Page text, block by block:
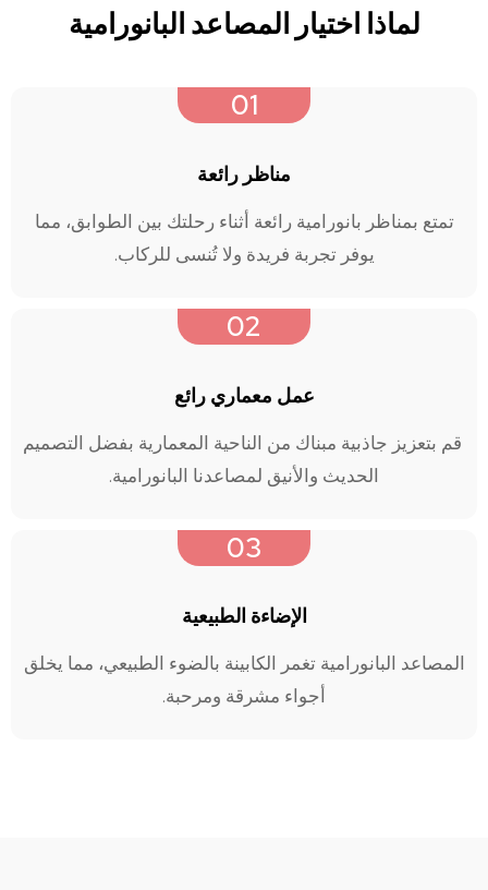
لماذا اختيار المصاعد البانورامية
01
مناظر رائعة
تمتع بمناظر بانورامية رائعة أثناء رحلتك بين الطوابق، مما
يوفر تجربة فريدة ولا تُنسى للركاب.
02
عمل معماري رائع
قم بتعزيز جاذبية مبناك من الناحية المعمارية بفضل التصميم
الحديث والأنيق لمصاعدنا البانورامية.
03
الإضاءة الطبيعية
المصاعد البانورامية تغمر الكابينة بالضوء الطبيعي، مما يخلق
أجواء مشرقة ومرحبة.